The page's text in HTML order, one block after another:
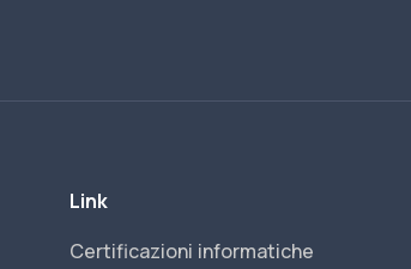
Link
Certificazioni informatiche